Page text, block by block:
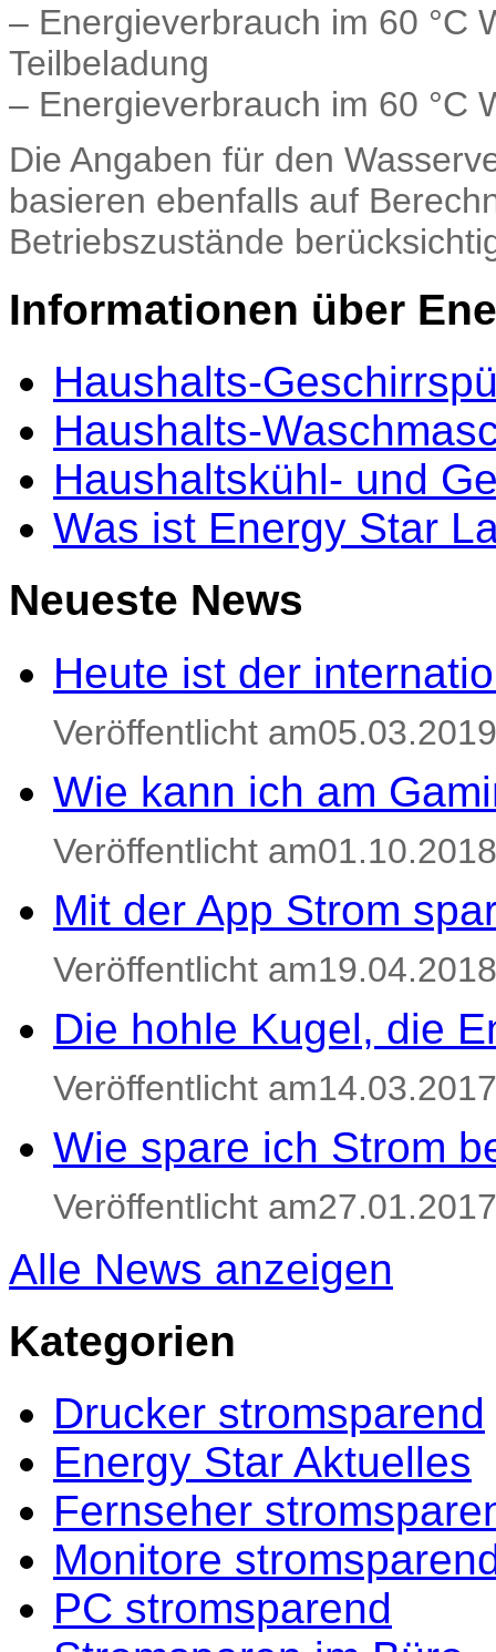
– Energieverbrauch im 60 °C
Teilbeladung
– Energieverbrauch im 60 °C
Die Angaben für den
basieren ebenfalls auf
Betriebszustände
Informationen über
Haushalts-
Haushalts-
Haushaltskühl- und
Was ist Energy Star
Neueste News
Heute ist der
Veröffentlicht am05.03.2019
Wie kann ich am
Veröffentlicht am01.10.2018
Mit der App Strom
Veröffentlicht am19.04.2018
Die hohle Kugel, die
Veröffentlicht am14.03.2017
Wie spare ich Strom
Veröffentlicht am27.01.2017
Alle News anzeigen
Kategorien
Drucker stromsparend
Energy Star Aktuelles
Fernseher
Monitore
PC stromsparend